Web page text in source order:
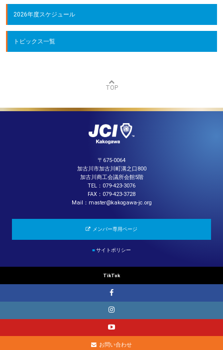
2026年度スケジュール
トピックス一覧
TOP
〒675-0064
加古川市加古川町溝之口800
加古川商工会議所会館5階
TEL：079-423-3076
FAX：079-423-3728
Mail：master@kakogawa-jc.org
メンバー専用ページ
■サイトポリシー
TikTok
お問い合わせ